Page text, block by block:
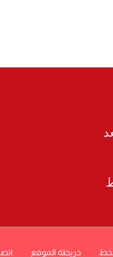
خريطة الموقع